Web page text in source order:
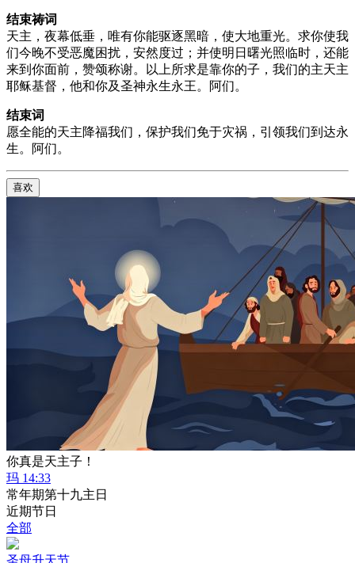
结束祷词
天主，夜幕低垂，唯有你能驱逐黑暗，使大地重光。求你使我
们今晚不受恶魔困扰，安然度过；并使明日曙光照临时，还能
来到你面前，赞颂称谢。以上所求是靠你的子，我们的主天主
耶稣基督，他和你及圣神永生永王。阿们。
结束词
愿全能的天主降福我们，保护我们免于灾祸，引领我们到达永
生。阿们。
喜欢
你真是天主子！
玛 14:33
常年期第十九主日
近期节日
全部
圣母升天节